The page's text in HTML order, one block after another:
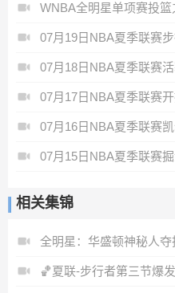
WNBA全明星单项赛投
07月19日NBA夏季联赛
07月18日NBA夏季联赛
07月17日NBA夏季联赛
07月16日NBA夏季联赛
07月15日NBA夏季联赛
相关集锦